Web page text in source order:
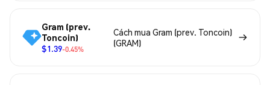
Gram (prev.
Toncoin)
$1.39-0.45%
Cách mua Gram (prev. Toncoin)
(GRAM)